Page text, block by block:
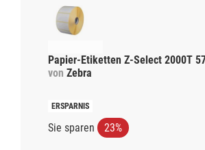
Papier-Etiketten Z-Select 2000T
von Zebra
Sie sparen 23%